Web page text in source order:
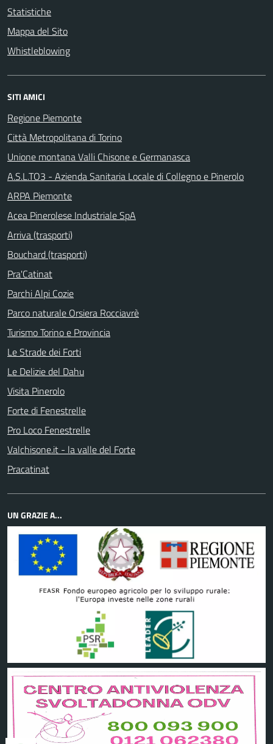
Statistiche
Mappa del Sito
Whistleblowing
SITI AMICI
Regione Piemonte
Città Metropolitana di Torino
Unione montana Valli Chisone e Germanasca
A.S.L.TO3 - Azienda Sanitaria Locale di Collegno e Pinerolo
ARPA Piemonte
Acea Pinerolese Industriale SpA
Arriva (trasporti)
Bouchard (trasporti)
Pra'Catinat
Parchi Alpi Cozie
Parco naturale Orsiera Rocciavrè
Turismo Torino e Provincia
Le Strade dei Forti
Le Delizie del Dahu
Visita Pinerolo
Forte di Fenestrelle
Pro Loco Fenestrelle
Valchisone.it - la valle del Forte
Pracatinat
UN GRAZIE A...